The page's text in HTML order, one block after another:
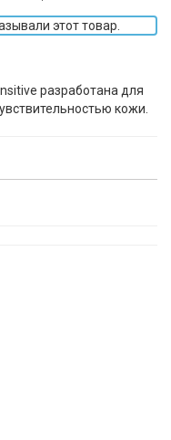
этот товар.
разработана для
кожи.